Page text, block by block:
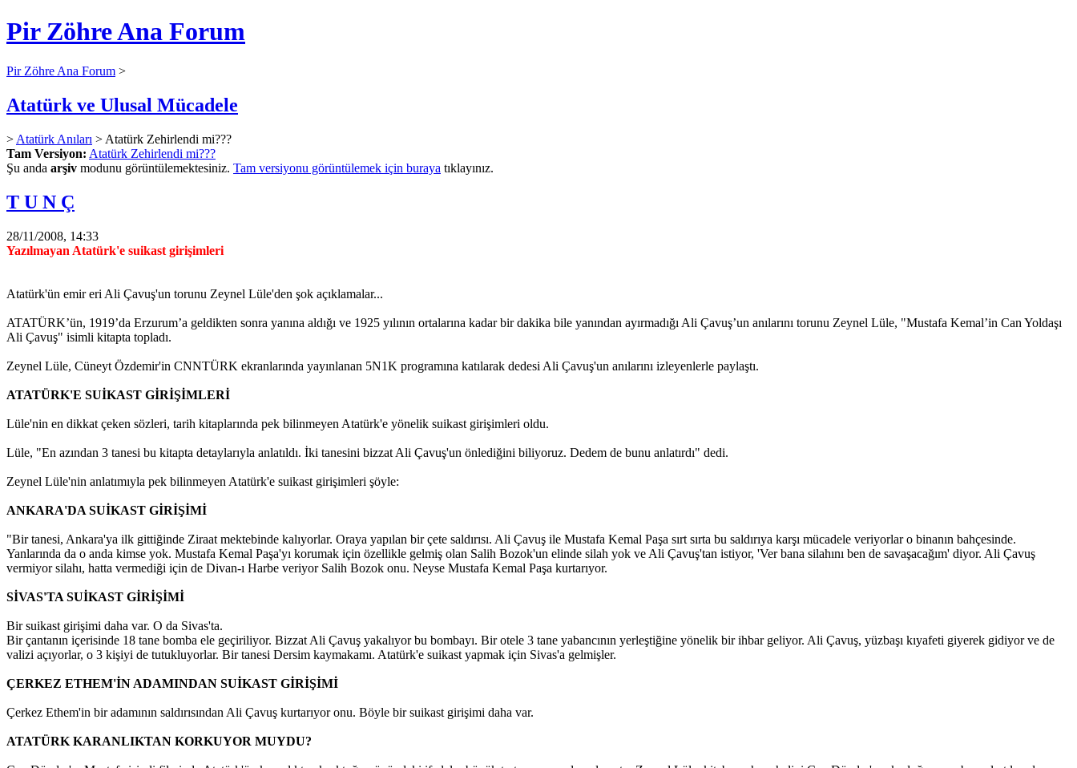
Pir Zöhre Ana Forum
Pir Zöhre Ana Forum >
Atatürk ve Ulusal Mücadele
> Atatürk Anıları > Atatürk Zehirlendi mi???
Tam Versiyon: Atatürk Zehirlendi mi???
Şu anda arşiv modunu görüntülemektesiniz. Tam versiyonu görüntülemek için buraya tıklayınız.
T U N Ç
28/11/2008, 14:33
Yazılmayan Atatürk'e suikast girişimleri
Atatürk'ün emir eri Ali Çavuş'un torunu Zeynel Lüle'den şok açıklamalar...
ATATÜRK’ün, 1919’da Erzurum’a geldikten sonra yanına aldığı ve 1925 yılının ortalarına kadar bir dakika bile yanından ayırmadığı Ali Çavuş’un anılarını torunu Zeynel Lüle, "Mustafa Kemal’in Can Yoldaşı
Ali Çavuş" isimli kitapta topladı.
Zeynel Lüle, Cüneyt Özdemir'in CNNTÜRK ekranlarında yayınlanan 5N1K programına katılarak dedesi Ali Çavuş'un anılarını izleyenlerle paylaştı.
ATATÜRK'E SUİKAST GİRİŞİMLERİ
Lüle'nin en dikkat çeken sözleri, tarih kitaplarında pek bilinmeyen Atatürk'e yönelik suikast girişimleri oldu.
Lüle, "En azından 3 tanesi bu kitapta detaylarıyla anlatıldı. İki tanesini bizzat Ali Çavuş'un önlediğini biliyoruz. Dedem de bunu anlatırdı" dedi.
Zeynel Lüle'nin anlatımıyla pek bilinmeyen Atatürk'e suikast girişimleri şöyle:
ANKARA'DA SUİKAST GİRİŞİMİ
"Bir tanesi, Ankara'ya ilk gittiğinde Ziraat mektebinde kalıyorlar. Oraya yapılan bir çete saldırısı. Ali Çavuş ile Mustafa Kemal Paşa sırt sırta bu saldırıya karşı mücadele veriyorlar o binanın bahçesinde.
Yanlarında da o anda kimse yok. Mustafa Kemal Paşa'yı korumak için özellikle gelmiş olan Salih Bozok'un elinde silah yok ve Ali Çavuş'tan istiyor, 'Ver bana silahını ben de savaşacağım' diyor. Ali Çavuş
vermiyor silahı, hatta vermediği için de Divan-ı Harbe veriyor Salih Bozok onu. Neyse Mustafa Kemal Paşa kurtarıyor.
SİVAS'TA SUİKAST GİRİŞİMİ
Bir suikast girişimi daha var. O da Sivas'ta.
Bir çantanın içerisinde 18 tane bomba ele geçiriliyor. Bizzat Ali Çavuş yakalıyor bu bombayı. Bir otele 3 tane yabancının yerleştiğine yönelik bir ihbar geliyor. Ali Çavuş, yüzbaşı kıyafeti giyerek gidiyor ve de
valizi açıyorlar, o 3 kişiyi de tutukluyorlar. Bir tanesi Dersim kaymakamı. Atatürk'e suikast yapmak için Sivas'a gelmişler.
ÇERKEZ ETHEM'İN ADAMINDAN SUİKAST GİRİŞİMİ
Çerkez Ethem'in bir adamının saldırısından Ali Çavuş kurtarıyor onu. Böyle bir suikast girişimi daha var.
ATATÜRK KARANLIKTAN KORKUYOR MUYDU?